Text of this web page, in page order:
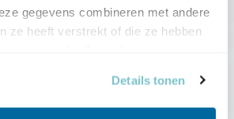
gegevens combineren met andere
ze heeft verstrekt of die ze hebben
Details tonen